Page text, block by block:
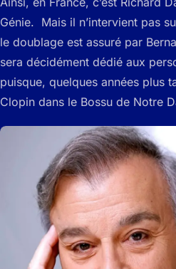
Génie. Mais il n’intervient pas
le doublage est assuré par
sera décidément dédié aux
puisque, quelques années plus
Clopin dans le Bossu de Notre